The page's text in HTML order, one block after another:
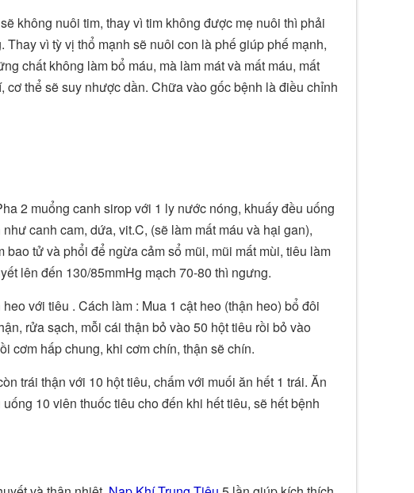
không nuôi tim, thay vì tim không được mẹ nuôi thì phải
vì tỳ vị thổ mạnh sẽ nuôi con là phế giúp phế mạnh,
chất không làm bổ máu, mà làm mát và mất máu, mất
thể sẽ suy nhược dần. Chữa vào gốc bệnh là điều chỉnh
2 muổng canh sirop với 1 ly nước nóng, khuấy đều uống
canh cam, dứa, vit.C, (sẽ làm mất máu và hại gan),
tử và phổi để ngừa cảm sổ mũi, mũi mất mùi, tiêu làm
lên đến 130/85mmHg mạch 70-80 thì ngưng.
với tiêu . Cách làm : Mua 1 cật heo (thận heo) bổ đôi
rửa sạch, mỗi cái thận bỏ vào 50 hột tiêu rồi bỏ vào
cơm hấp chung, khi cơm chín, thận sẽ chín.
trái thận với 10 hột tiêu, chấm với muối ăn hết 1 trái. Ăn
10 viên thuốc tiêu cho đến khi hết tiêu, sẽ hết bệnh